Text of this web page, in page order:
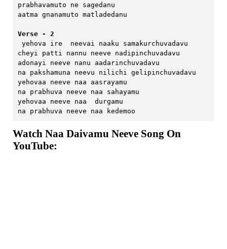
prabhavamuto ne sagedanu
aatma gnanamuto matladedanu
Verse - 2
yehova ire  neevai naaku samakurchuvadavu
cheyi patti nannu neeve nadipinchuvadavu
adonayi neeve nanu aadarinchuvadavu
na pakshamuna neevu nilichi gelipinchuvadavu
yehovaa neeve naa aasrayamu
na prabhuva neeve naa sahayamu
yehovaa neeve naa  durgamu
na prabhuva neeve naa kedemoo
Watch Naa Daivamu Neeve Song On
YouTube: